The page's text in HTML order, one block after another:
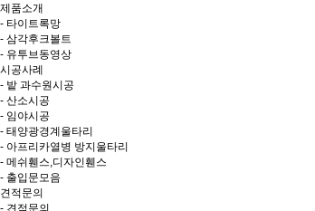
제품소개
- 타이트록망
- 삼각후크볼트
- 유투브동영상
시공사례
- 밭 과수원시공
- 산소시공
- 임야시공
- 태양광경계울타리
- 아프리카열병 방지울타리
- 메쉬휀스,디자인휀스
- 출입문모음
견적문의
- 견적문의